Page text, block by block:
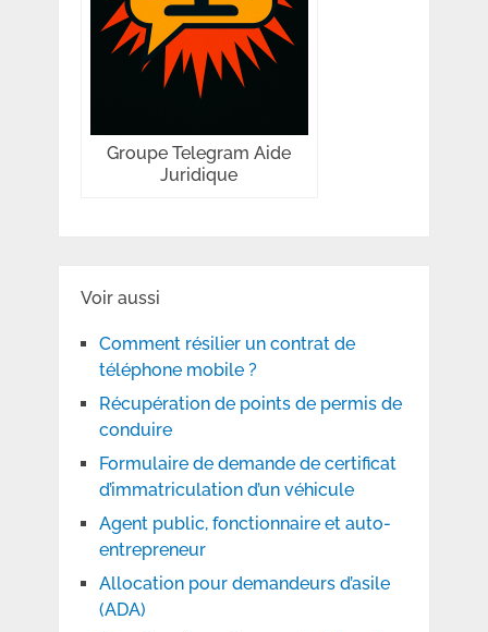
Groupe Telegram Aide
Juridique
Voir aussi
Comment résilier un contrat de
téléphone mobile ?
Récupération de points de permis de
conduire
Formulaire de demande de certificat
d’immatriculation d’un véhicule
Agent public, fonctionnaire et auto-
entrepreneur
Allocation pour demandeurs d’asile
(ADA)